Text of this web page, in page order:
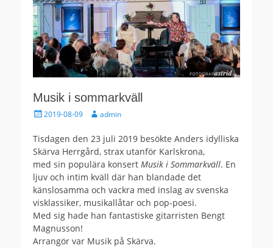
Musik i sommarkväll
Publicerat
2019-08-09 Författare
admin
Tisdagen den 23 juli 2019 besökte Anders idylliska
Skärva Herrgård, strax utanför Karlskrona,
med sin populära konsert Musik i Sommarkväll. En
ljuv och intim kväll där han blandade det
känslosamma och vackra med inslag av svenska
visklassiker, musikallåtar och pop-poesi.
Med sig hade han fantastiske gitarristen Bengt
Magnusson!
Arrangör var Musik på Skärva.